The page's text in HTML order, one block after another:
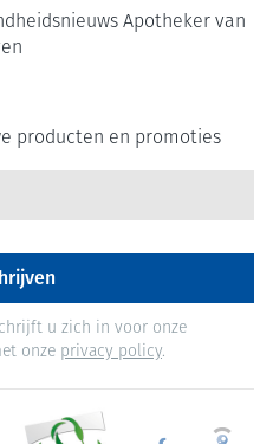
Apotheker van
producten en promoties
u zich in voor onze
onze privacy policy.